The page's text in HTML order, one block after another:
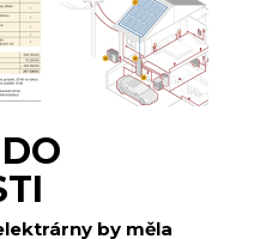
by měla